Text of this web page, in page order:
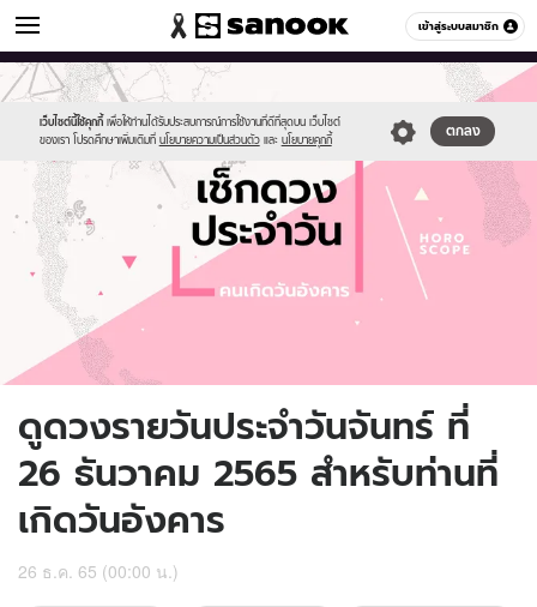
เข้าสู่ระบบสมาชิก
ดูดวง หมวดอื่นๆ
เว็บไซต์นี้ใช้คุกกี้ เพื่อให้ท่านได้รับประสบการณ์การใช้งานที่ดีที่สุดบน เว็บไซต์
ของเรา โปรดศึกษาเพิ่มเติมที่ นโยบายความเป็นส่วนตัว และ นโยบายคุกกี้
ตกลง
Sanook
//s.isanook.com/sr/0/images/logo-
new-
sanook.png
600
60
//s.isanook.com/ho/0/ud/fxd/day/daily-
horoscope-
tuesday.jpg
ดูดวงรายวันประจำวันจันทร์ ที่
26 ธันวาคม 2565 สำหรับท่านที่
เกิดวันอังคาร
26 ธ.ค. 65 (00:00 น.)